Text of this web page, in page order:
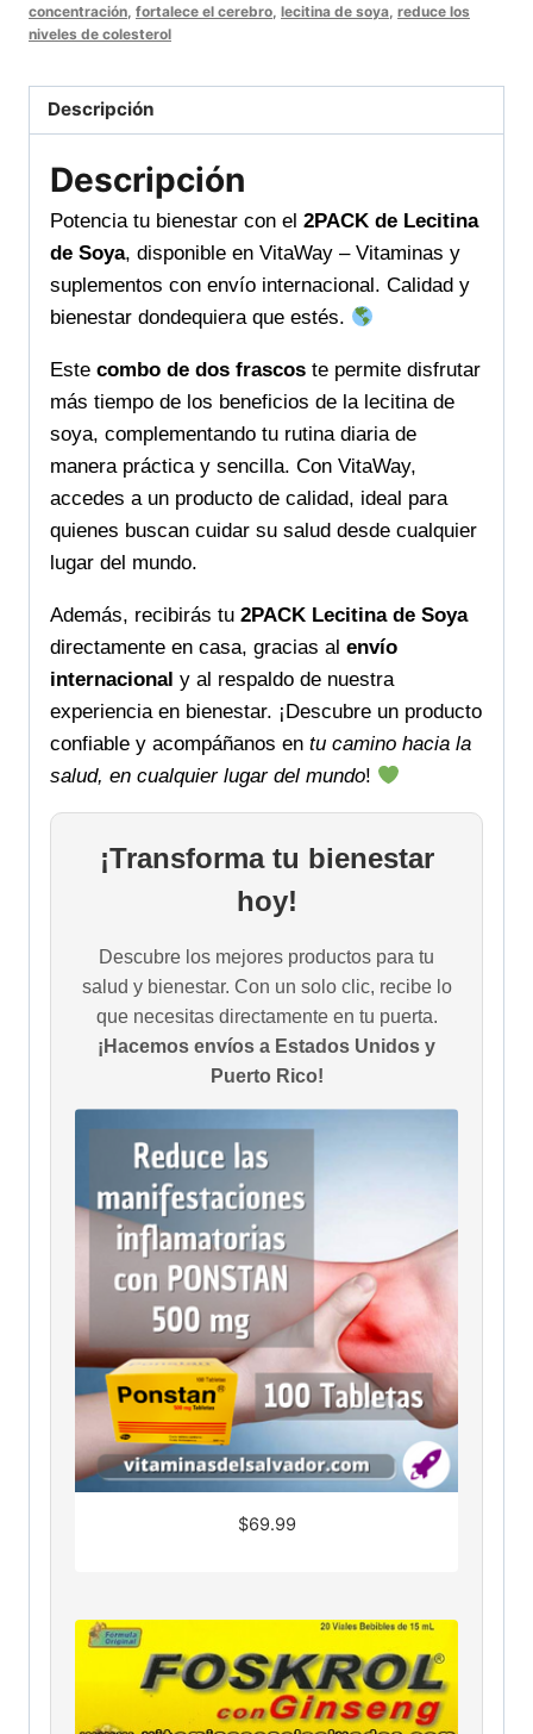
natural
tu
bienestar
VitaWay
cantidad
concentración fortalece el cerebro lecitina de soya reduce los
niveles de colesterol
Descripción
Descripción
Potencia tu bienestar con el 2PACK de Lecitina
de Soya, disponible en VitaWay – Vitaminas y
suplementos con envío internacional. Calidad y
bienestar dondequiera que estés.
Este combo de dos frascos te permite disfrutar
más tiempo de los beneficios de la lecitina de
soya, complementando tu rutina diaria de
manera práctica y sencilla. Con VitaWay,
accedes a un producto de calidad, ideal para
quienes buscan cuidar su salud desde cualquier
lugar del mundo.
Además, recibirás tu 2PACK Lecitina de Soya
directamente en casa, gracias al envío
internacional y al respaldo de nuestra
experiencia en bienestar. ¡Descubre un producto
confiable y acompáñanos en tu camino hacia la
salud, en cualquier lugar del mundo!
¡Transforma tu bienestar
hoy!
Descubre los mejores productos para tu
salud y bienestar. Con un solo clic, recibe lo
que necesitas directamente en tu puerta.
¡Hacemos envíos a Estados Unidos y
Puerto Rico!
$69.99